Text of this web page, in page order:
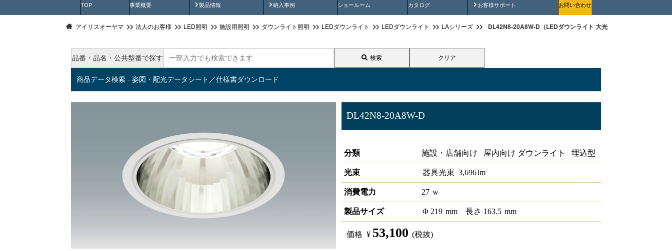
TOP 事業概要 製品情報
製品動画 納入事例
納入事例動画 ショールーム カタログ お客様サポート
安全にご使用いただくためにお問い合わせ
アイリスオーヤマ 法人のお客様 LED照明 施設用照明 ダウンライト照明 LEDダウンライト LEDダウンライト LAシリーズ DL42N8-20A8W-D（LEDダウンライト 大光量タイプ 埋込穴径
品番・品名・公共型番で探す 検索 クリア
商品データ検索 - 姿図・配光データシート／仕様書ダウンロード
DL42N8-20A8W-D
分類
施設・店舗向け 屋内向け ダウンライト 埋込型
光束 器具光束 3,696lm
消費電力 27 w
製品サイズ Φ 219 mm 長さ 163.5 mm
価格 ¥ 53,100 (税抜)